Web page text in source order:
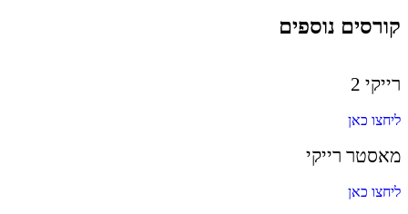
קורסים נוספים
רייקי 2
ליחצו כאן
מאסטר רייקי
ליחצו כאן